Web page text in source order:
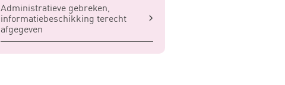
Administratieve gebreken,
informatiebeschikking terecht
afgegeven